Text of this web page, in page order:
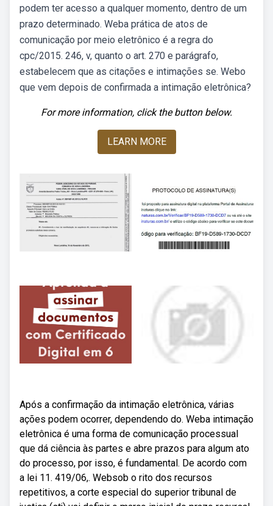
podem ter acesso a qualquer momento, dentro de um
prazo determinado. Weba prática de atos de
comunicação por meio eletrônico é a regra do
cpc/2015. 246, v, quanto o art. 270 e parágrafo,
estabelecem que as citações e intimações se. Webo
que vem depois de confirmada a intimação eletrônica?
For more information, click the button below.
LEARN MORE
Após a confirmação da intimação eletrônica, várias
ações podem ocorrer, dependendo do. Weba intimação
eletrônica é uma forma de comunicação processual
que dá ciência às partes e abre prazos para algum ato
do processo, por isso, é fundamental. De acordo com
a lei 11. 419/06,. Websob o rito dos recursos
repetitivos, a corte especial do superior tribunal de